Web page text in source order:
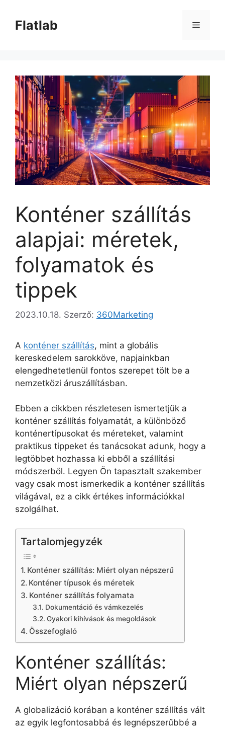
tartalomba
Flatlab Menü
Konténer szállítás
alapjai: méretek,
folyamatok és
tippek
2023.10.18. Szerző: 360Marketing
A konténer szállítás, mint a globális
kereskedelem sarokköve, napjainkban
elengedhetetlenül fontos szerepet tölt be a
nemzetközi áruszállításban.
Ebben a cikkben részletesen ismertetjük a
konténer szállítás folyamatát, a különböző
konténertípusokat és méreteket, valamint
praktikus tippeket és tanácsokat adunk, hogy a
legtöbbet hozhassa ki ebből a szállítási
módszerből. Legyen Ön tapasztalt szakember
vagy csak most ismerkedik a konténer szállítás
világával, ez a cikk értékes információkkal
szolgálhat.
Tartalomjegyzék
Konténer szállítás: Miért olyan népszerű
Konténer típusok és méretek
Konténer szállítás folyamata
Dokumentáció és vámkezelés
Gyakori kihívások és megoldások
Összefoglaló
Konténer szállítás:
Miért olyan népszerű
A globalizáció korában a konténer szállítás vált
az egyik legfontosabbá és legnépszerűbbé a